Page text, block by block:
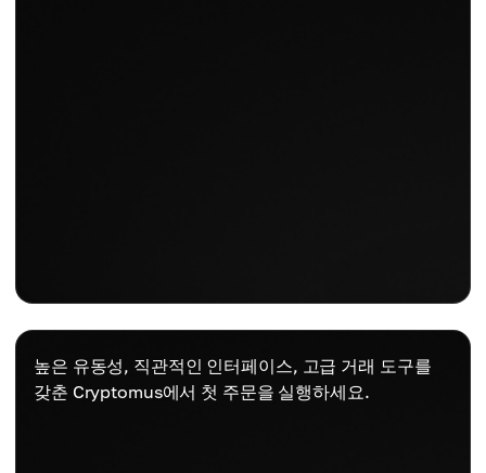
높은 유동성, 직관적인 인터페이스, 고급 거래 도구를
갖춘 Cryptomus에서 첫 주문을 실행하세요.